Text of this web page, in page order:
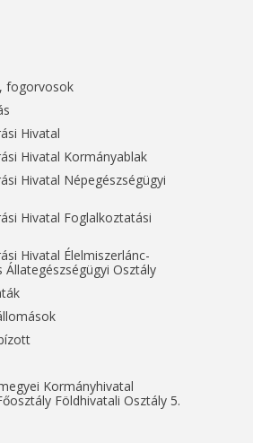
fogorvosok
Hivatal
Hivatal Kormányablak
Hivatal Népegészségügyi
Hivatal Foglalkoztatási
Hivatal Élelmiszerlánc-
Állategészségügyi Osztály
Kormányhivatal
Földhivatali Osztály 5.